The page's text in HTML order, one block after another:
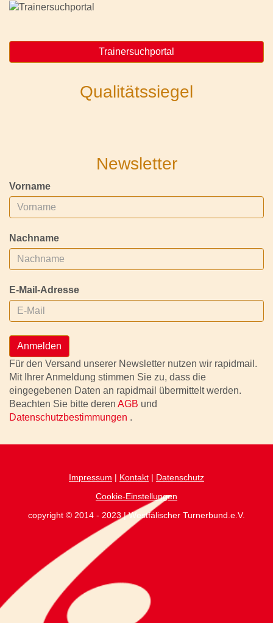
Trainersuchportal
Qualitätssiegel
Newsletter
Vorname
Nachname
E-Mail-Adresse
Anmelden
Für den Versand unserer Newsletter nutzen wir rapidmail.
Mit Ihrer Anmeldung stimmen Sie zu, dass die
eingegebenen Daten an rapidmail übermittelt werden.
Beachten Sie bitte deren AGB und
Datenschutzbestimmungen .
Impressum | Kontakt | Datenschutz
Cookie-Einstellungen
copyright © 2014 - 2023 | Westfälischer Turnerbund.e.V.